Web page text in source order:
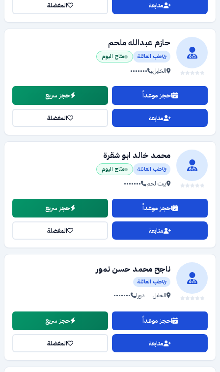
متابعة المفضلة
حازم عبدالله ملحم
طب العائلة متاح اليوم
الخليل •••••••
احجز موعداً حجز سريع
متابعة المفضلة
محمد خالد ابو شقرة
طب العائلة متاح اليوم
بيت لحم •••••••
احجز موعداً حجز سريع
متابعة المفضلة
ناجح محمد حسن نمور
طب العائلة
الخليل — دورا •••••••
احجز موعداً حجز سريع
متابعة المفضلة